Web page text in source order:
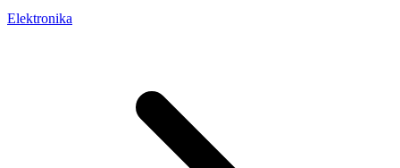
Elektronika